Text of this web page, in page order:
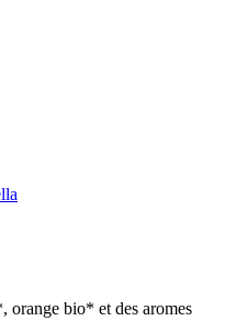
orange bio* et des aromes